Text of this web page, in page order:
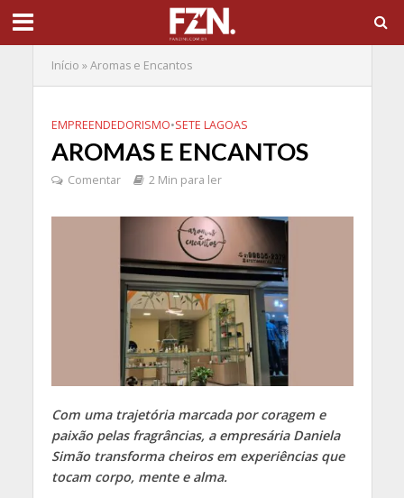
Início »Aromas e Encantos
EMPREENDEDORISMO•SETE LAGOAS
AROMAS E ENCANTOS
Comentar 2 Min para ler
Com uma trajetória marcada por coragem e
paixão pelas fragrâncias, a empresária Daniela
Simão transforma cheiros em experiências que
tocam corpo, mente e alma.